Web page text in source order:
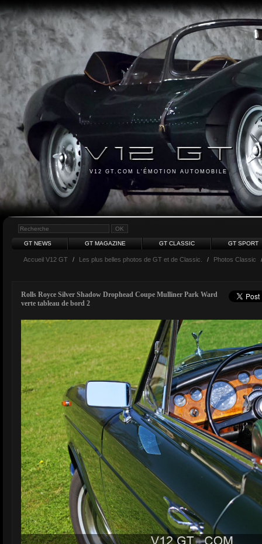
V12 GT.COM L'ÉMOTION AUTOMOBILE
GT NEWS GT MAGAZINE GT CLASSIC GT SPORT
Accueil V12 GT / Les plus belles photos de GT et de Classic. / Photos Classic
Rolls Royce Silver Shadow Drophead Coupe Mulliner Park Ward
verte tableau de bord 2